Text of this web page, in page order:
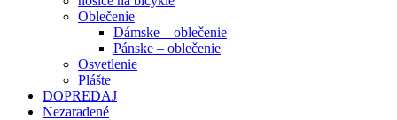
Oblečenie
Dámske – oblečenie
Pánske – oblečenie
Osvetlenie
Plášte
DOPREDAJ
Nezaradené